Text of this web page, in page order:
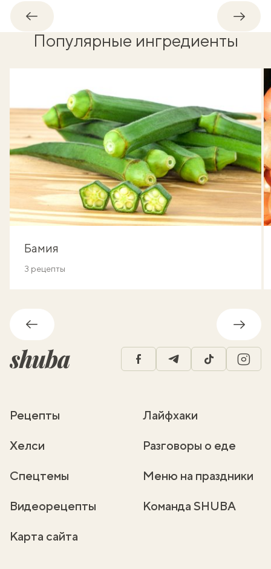
Обратно
Популярные ингредиенты
Бамия
3 рецепты
Обратно
facebooktelegramtiktok
Рецепты Лайфхаки
Хелси Разговоры о еде
Спецтемы Меню на праздники
Видеорецепты Команда SHUBA
Карта сайта